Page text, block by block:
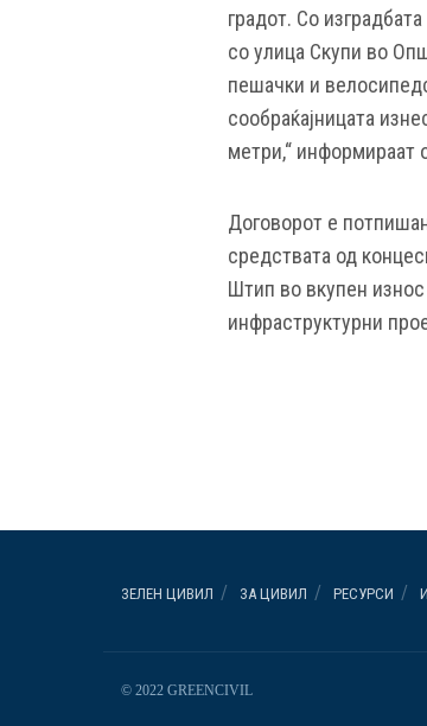
градот. Со
со улица Скупи во
пешачки и
сообраќајницата
метри,“ информираат
Договорот е
средствата од
Штип во вкупен
инфраструктурни
ЗЕЛЕН ЦИВИЛ ЗА ЦИВИЛ РЕСУРСИ
© 2022 GREENCIVIL